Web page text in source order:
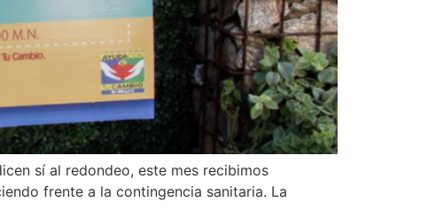
sí al redondeo, este mes recibimos
frente a la contingencia sanitaria. La